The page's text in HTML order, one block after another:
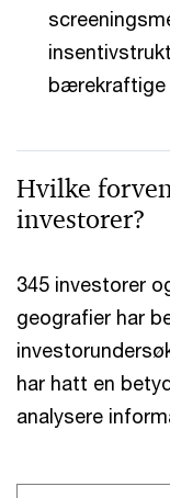
bærekraftige
Hvilke
investorer?
345 investorer
geografier har
har hatt en
analysere